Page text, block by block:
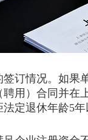
情况。如果
用）合同并
定退休年龄5年